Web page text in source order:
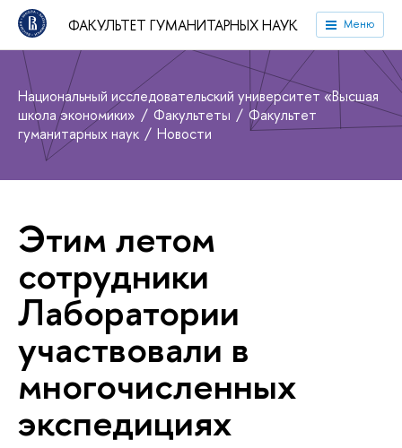
ФАКУЛЬТЕТ ГУМАНИТАРНЫХ НАУК Меню
Национальный исследовательский университет «Высшая
школа экономики»
Факультеты
Факультет
гуманитарных наук
Новости
Этим летом
сотрудники
Лаборатории
участвовали в
многочисленных
экспедициях